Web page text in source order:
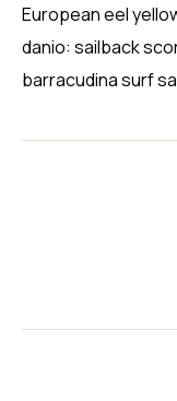
European eel
danio: sailback
barracudina surf